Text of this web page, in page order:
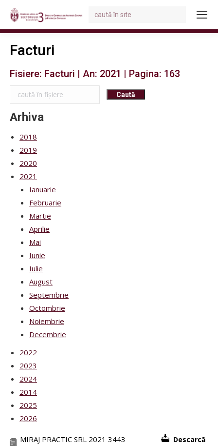
Search:
Facturi
Fisiere: Facturi | An: 2021 | Pagina: 163
Arhiva
2018
2019
2020
2021
Ianuarie
Februarie
Martie
Aprilie
Mai
Iunie
Iulie
August
Septembrie
Octombrie
Noiembrie
Decembrie
2022
2023
2024
2014
2025
2026
MIRAJ PRACTIC SRL 2021 3443 Descarcă